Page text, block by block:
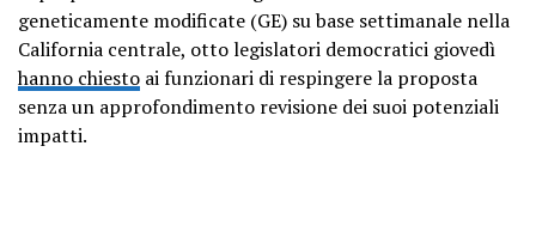
geneticamente modificate (GE) su base settimanale nella
California centrale, otto legislatori democratici giovedì
hanno chiesto ai funzionari di respingere la proposta
senza un approfondimento revisione dei suoi potenziali
impatti.